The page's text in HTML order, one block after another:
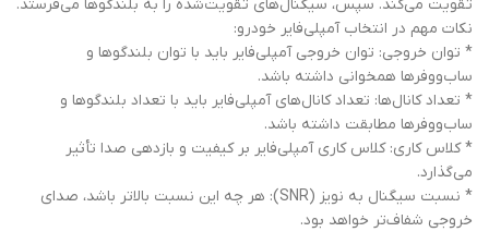
تقویت می‌کند. سپس، سیگنال‌های تقویت‌شده را به بلندگوها می‌فرستد.
نکات مهم در انتخاب آمپلی‌فایر خودرو:
* توان خروجی: توان خروجی آمپلی‌فایر باید با توان بلندگوها و
ساب‌ووفرها همخوانی داشته باشد.
* تعداد کانال‌ها: تعداد کانال‌های آمپلی‌فایر باید با تعداد بلندگوها و
ساب‌ووفرها مطابقت داشته باشد.
* کلاس کاری: کلاس کاری آمپلی‌فایر بر کیفیت و بازدهی صدا تأثیر
می‌گذارد.
* نسبت سیگنال به نویز (SNR): هر چه این نسبت بالاتر باشد، صدای
خروجی شفاف‌تر خواهد بود.